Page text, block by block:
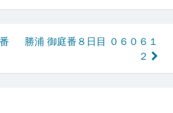
勝浦 御庭番８日目 ０６０６１
２